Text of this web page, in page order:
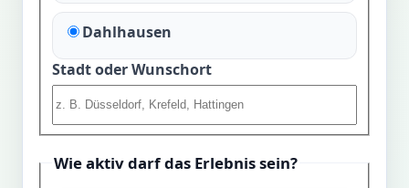
Dahlhausen
Stadt oder Wunschort
Wie aktiv darf das Erlebnis sein?